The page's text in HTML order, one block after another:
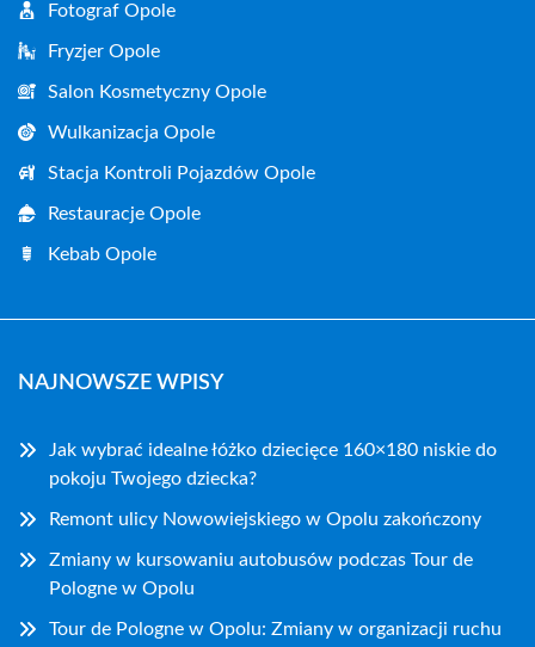
Fotograf Opole
Fryzjer Opole
Salon Kosmetyczny Opole
Wulkanizacja Opole
Stacja Kontroli Pojazdów Opole
Restauracje Opole
Kebab Opole
NAJNOWSZE WPISY
Jak wybrać idealne łóżko dziecięce 160×180 niskie do
pokoju Twojego dziecka?
Remont ulicy Nowowiejskiego w Opolu zakończony
Zmiany w kursowaniu autobusów podczas Tour de
Pologne w Opolu
Tour de Pologne w Opolu: Zmiany w organizacji ruchu